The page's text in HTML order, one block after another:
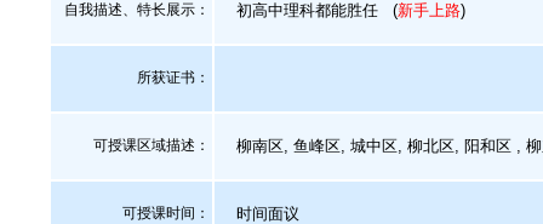
自我描述、特长展示 ： 初高中理科都能胜任 (新手上路)
所获证书 ：
可授课区域描述： 柳南区, 鱼峰区, 城中区, 柳北区, 阳和区 ,
可授课时间： 时间面议